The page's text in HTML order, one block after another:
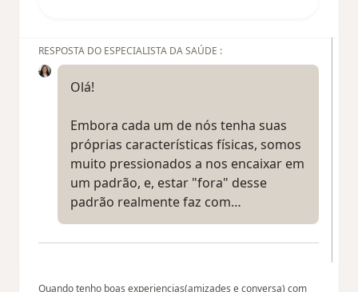
RESPOSTA DO ESPECIALISTA DA SAÚDE :
Olá!
Embora cada um de nós tenha suas
próprias características físicas, somos
muito pressionados a nos encaixar em
um padrão, e, estar "fora" desse
padrão realmente faz com…
Quando tenho boas experiencias(amizades e conversa) com